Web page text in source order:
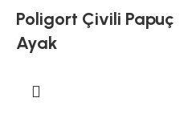
Poligort Çivili Papuç
Ayak